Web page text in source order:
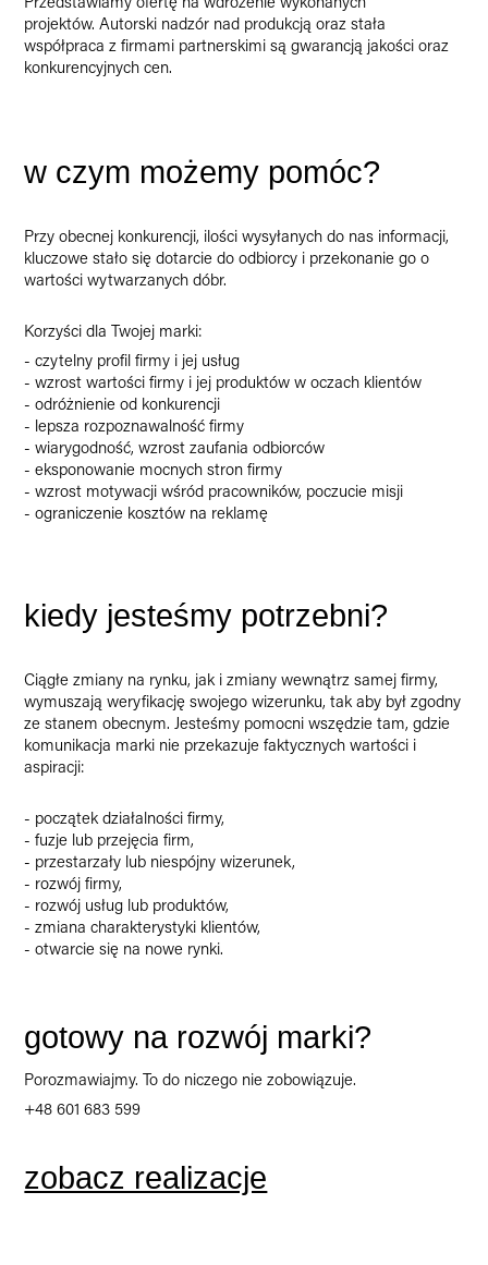
projektów. Autorski nadzór nad produkcją oraz stała
współpraca z firmami partnerskimi są gwarancją jakości oraz
konkurencyjnych cen.
w czym możemy pomóc?
​​​​​​​Przy obecnej konkurencji, ilości wysyłanych do nas informacji,
kluczowe stało się dotarcie do odbiorcy i przekonanie go o
wartości wytwarzanych dóbr.
Korzyści dla Twojej marki:
- czytelny profil firmy i jej usług
- wzrost wartości firmy i jej produktów w oczach klientów
- odróżnienie od konkurencji
- lepsza rozpoznawalność firmy
- wiarygodność, wzrost zaufania odbiorców
- eksponowanie mocnych stron firmy
- wzrost motywacji wśród pracowników, poczucie misji
- ograniczenie kosztów na reklamę
kiedy jesteśmy potrzebni?
Ciągłe zmiany na rynku, jak i zmiany wewnątrz samej firmy,
wymuszają weryfikację swojego wizerunku, tak aby był zgodny
ze stanem obecnym. Jesteśmy pomocni wszędzie tam, gdzie
komunikacja marki nie przekazuje faktycznych wartości i
aspiracji:
- początek działalności firmy,
- fuzje lub przejęcia firm,
- przestarzały lub niespójny wizerunek,
- rozwój firmy,
- rozwój usług lub produktów,
- zmiana charakterystyki klientów,
- otwarcie się na nowe rynki.
gotowy na rozwój marki?
Porozmawiajmy. To do niczego nie zobowiązuje.
+48 601 683 599
zobacz realizacje